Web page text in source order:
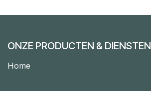
ONZE PRODUCTEN & DIENSTEN
Home